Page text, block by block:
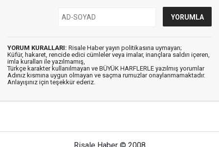
YORUM KURALLARI: Risale Haber yayın politikasına uymayan;
Küfür, hakaret, rencide edici cümleler veya imalar, inançlara saldırı içeren,
imla kuralları ile yazılmamış,
Türkçe karakter kullanılmayan ve BÜYÜK HARFLERLE yazılmış yorumlar
Adınız kısmına uygun olmayan ve saçma rumuzlar onaylanmamaktadır.
Anlayışınız için teşekkür ederiz.